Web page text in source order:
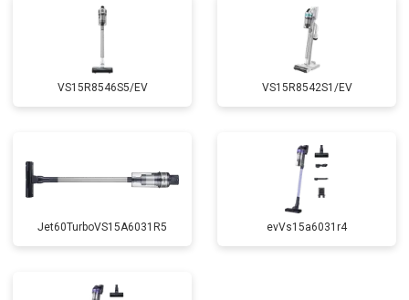
VS15R8546S5/EV VS15R8542S1/EV
Jet60TurboVS15A6031R5 evVs15a6031r4